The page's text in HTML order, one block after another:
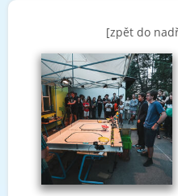
[zpět do